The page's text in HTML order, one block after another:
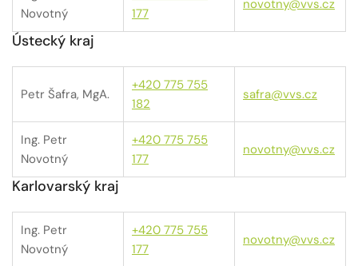
Novotný
177
novotny@vvs.cz
Ústecký kraj
Petr Šafra, MgA.
+420 775 755
182
safra@vvs.cz
Ing. Petr
Novotný
+420 775 755
177
novotny@vvs.cz
Karlovarský kraj
Ing. Petr
Novotný
+420 775 755
177
novotny@vvs.cz